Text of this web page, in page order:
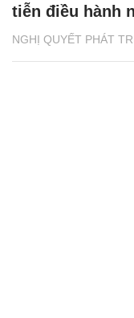
NGHỊ QUYẾT PHÁT
tiễn điều hành